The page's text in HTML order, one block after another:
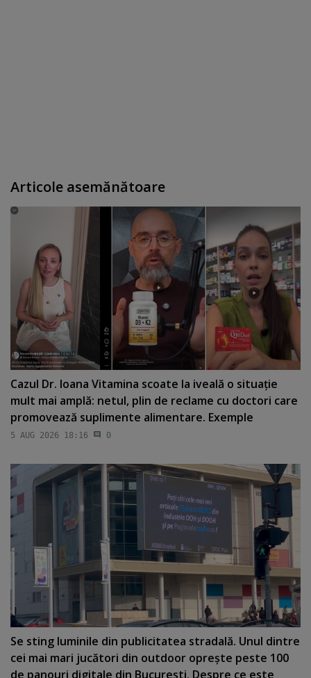
Articole asemănătoare
Cazul Dr. Ioana Vitamina scoate la iveală o situaţie
mult mai amplă: netul, plin de reclame cu doctori care
promovează suplimente alimentare. Exemple
5 AUG 2026 18:16 0
Se sting luminile din publicitatea stradală. Unul dintre
cei mai mari jucători din outdoor opreşte peste 100
de panouri digitale din Bucureşti. Despre ce este